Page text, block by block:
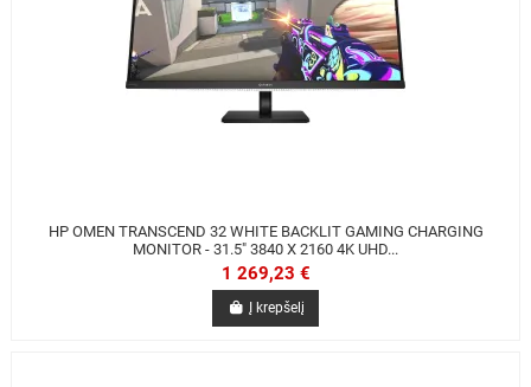
HP OMEN TRANSCEND 32 WHITE BACKLIT GAMING CHARGING
MONITOR - 31.5" 3840 X 2160 4K UHD...
1 269,23 €
Į krepšelį